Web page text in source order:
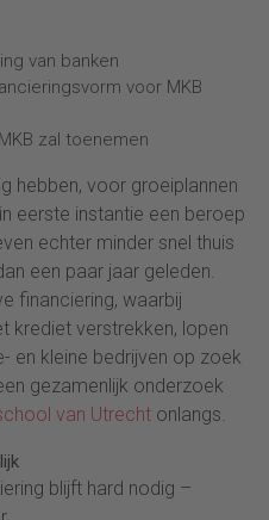
van banken
voor MKB
zal toenemen
hebben, voor groeiplannen
eerste instantie een beroep
echter minder snel thuis
een paar jaar geleden.
financiering, waarbij
krediet verstrekken, lopen
en kleine bedrijven op zoek
gezamenlijk onderzoek
van Utrecht onlangs.
blijft hard nodig –